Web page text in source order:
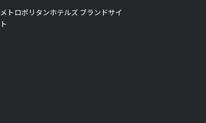
メトロポリタンホテルズ ブランドサイ
ト